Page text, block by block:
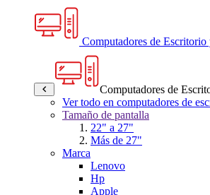
Computadores de
Computadores de
Ver todo en computadores de
Tamaño de pantalla
22" a 27"
Más de 27"
Marca
Lenovo
Hp
Apple